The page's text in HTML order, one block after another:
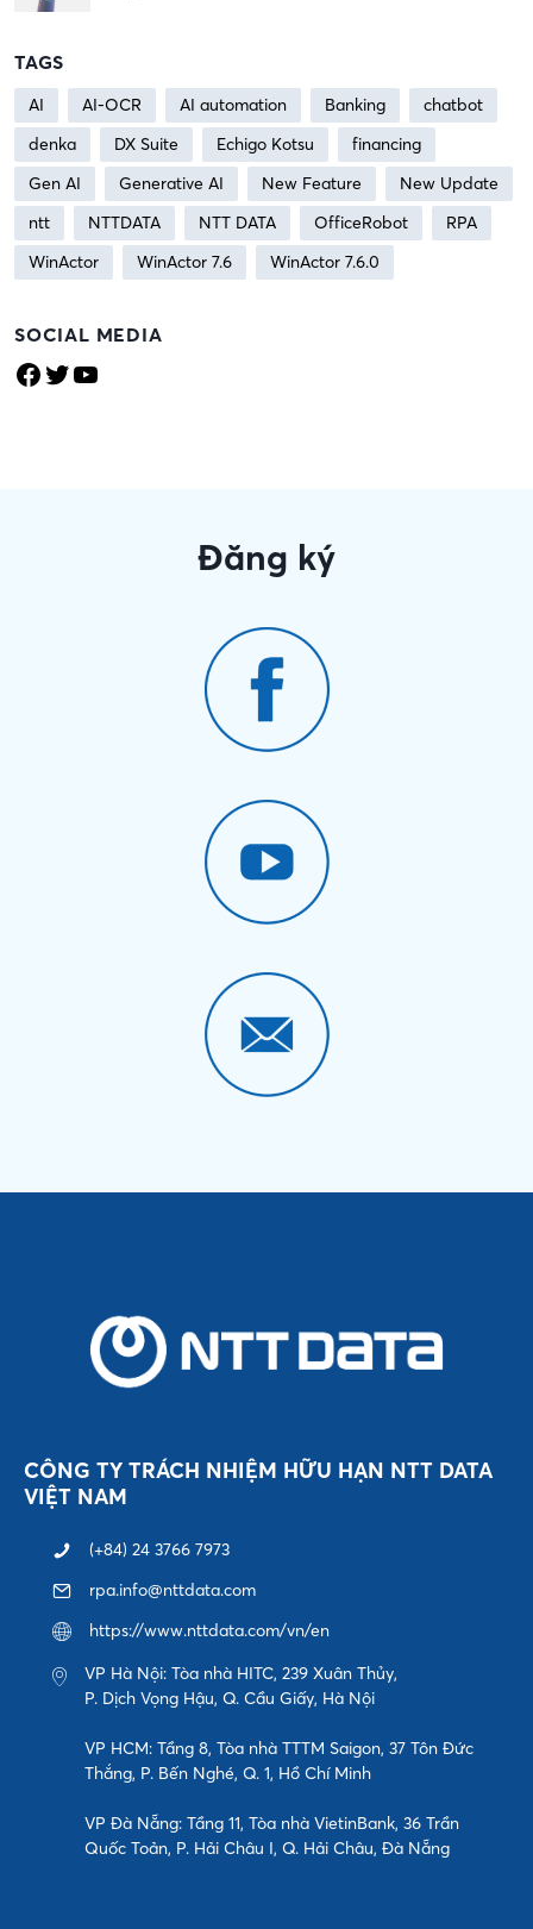
TAGS
AI AI-OCR AI automation Banking
chatbot
denka
DX Suite Echigo Kotsu
financing
Gen AI
Generative AI New Feature
New Update
ntt
NTTDATA NTT DATA OfficeRobot
RPA
WinActor
WinActor 7.6 WinActor 7.6.0
SOCIAL MEDIA
Facebook Twitter YouTube
Đăng ký
CÔNG TY TRÁCH NHIỆM HỮU HẠN NTT DATA
VIỆT NAM
(+84) 24 3766 7973
rpa.info@nttdata.com
https://www.nttdata.com/vn/en
VP Hà Nội: Tòa nhà HITC, 239 Xuân Thủy,
P. Dịch Vọng Hậu, Q. Cầu Giấy, Hà Nội
VP HCM: Tầng 8, Tòa nhà TTTM Saigon, 37 Tôn Đức
Thắng, P. Bến Nghé, Q. 1, Hồ Chí Minh
VP Đà Nẵng: Tầng 11, Tòa nhà VietinBank, 36 Trần
Quốc Toản, P. Hải Châu I, Q. Hải Châu, Đà Nẵng